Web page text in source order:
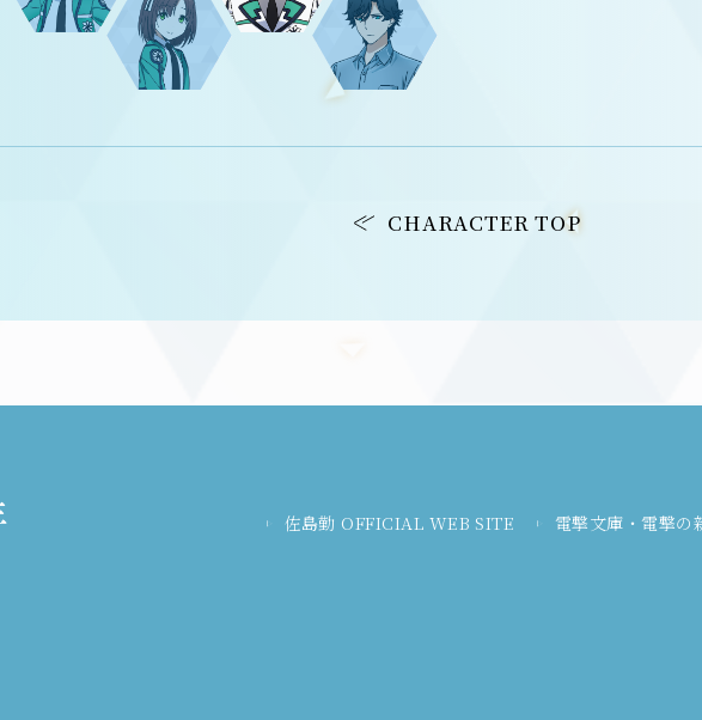
CHARACTER TOP
佐島勤 OFFICIAL WEB SITE 電撃文庫・電撃の